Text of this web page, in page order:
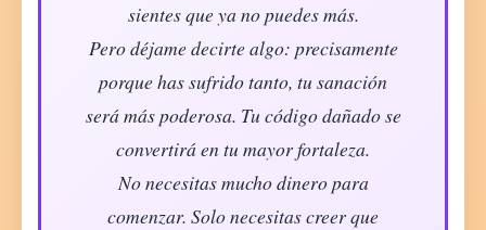
sientes que ya no puedes más.
Pero déjame decirte algo: precisamente
porque has sufrido tanto, tu sanación
será más poderosa. Tu código dañado se
convertirá en tu mayor fortaleza.
No necesitas mucho dinero para
comenzar. Solo necesitas creer que